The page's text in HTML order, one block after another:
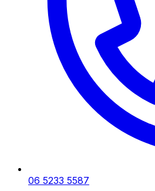
06 5233 5587